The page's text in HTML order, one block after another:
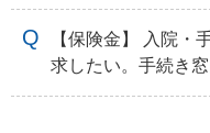
【保険金】 入院・
求したい。手続き窓